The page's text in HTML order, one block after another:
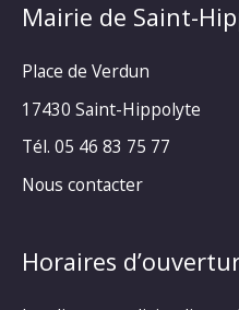
Mairie de Saint-
Place de Verdun
17430 Saint-Hippolyte
Tél. 05 46 83 75 77
Nous contacter
Horaires